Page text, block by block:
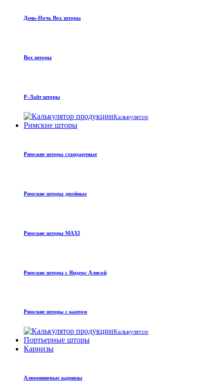
День-Ночь Box шторы
Box шторы
Р-Лайт шторы
Калькулятор
Римские шторы
Римские шторы стандартные
Римские шторы двойные
Римские шторы MAXI
Римские шторы с Яндекс Алисой
Римские шторы с кантом
Калькулятор
Портьерные шторы
Карнизы
Алюминиевые карнизы